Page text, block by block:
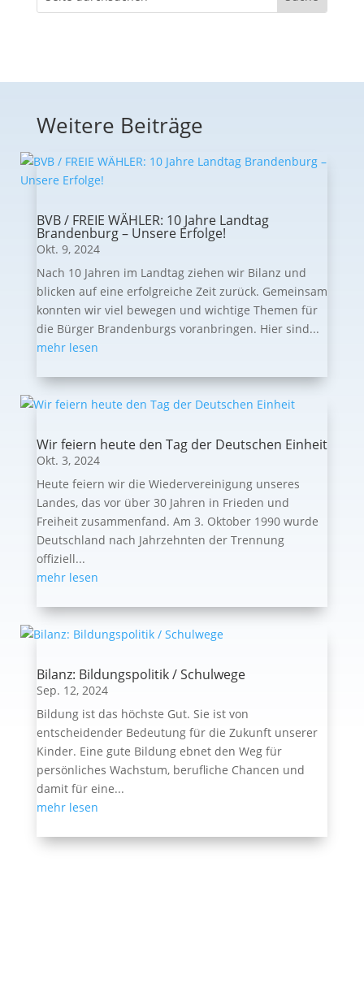
Weitere Beiträge
BVB / FREIE WÄHLER: 10 Jahre Landtag
Brandenburg – Unsere Erfolge!
Okt. 9, 2024
Nach 10 Jahren im Landtag ziehen wir Bilanz und
blicken auf eine erfolgreiche Zeit zurück. Gemeinsam
konnten wir viel bewegen und wichtige Themen für
die Bürger Brandenburgs voranbringen. Hier sind...
mehr lesen
Wir feiern heute den Tag der Deutschen Einheit
Okt. 3, 2024
Heute feiern wir die Wiedervereinigung unseres
Landes, das vor über 30 Jahren in Frieden und
Freiheit zusammenfand. Am 3. Oktober 1990 wurde
Deutschland nach Jahrzehnten der Trennung
offiziell...
mehr lesen
Bilanz: Bildungspolitik / Schulwege
Sep. 12, 2024
Bildung ist das höchste Gut. Sie ist von
entscheidender Bedeutung für die Zukunft unserer
Kinder. Eine gute Bildung ebnet den Weg für
persönliches Wachstum, berufliche Chancen und
damit für eine...
mehr lesen